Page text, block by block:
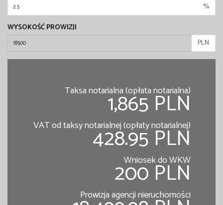
%
WYSOKOŚĆ PROWIZJI
PLN
Taksa notarialna (opłata notarialna)
1,865 PLN
VAT od taksy notarialnej (opłaty notarialnej)
428.95 PLN
Wniosek do WKW
200 PLN
Prowizja agencji nieruchomości